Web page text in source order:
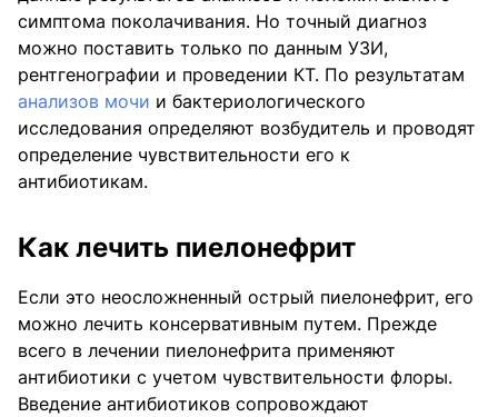
симптома поколачивания. Но точный диагноз
можно поставить только по данным УЗИ,
рентгенографии и проведении КТ. По результатам
анализов мочи и бактериологического
исследования определяют возбудитель и проводят
определение чувствительности его к
антибиотикам.
Как лечить пиелонефрит
Если это неосложненный острый пиелонефрит, его
можно лечить консервативным путем. Прежде
всего в лечении пиелонефрита применяют
антибиотики с учетом чувствительности флоры.
Введение антибиотиков сопровождают